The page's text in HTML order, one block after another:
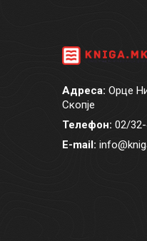
Адреса: Орце
Скопје
Телефон: 02/
E-mail: